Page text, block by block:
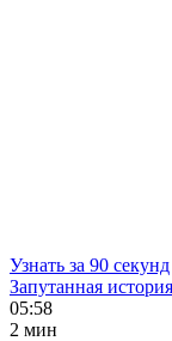
Узнать за 90 секунд
Запутанная
05:58
2 мин